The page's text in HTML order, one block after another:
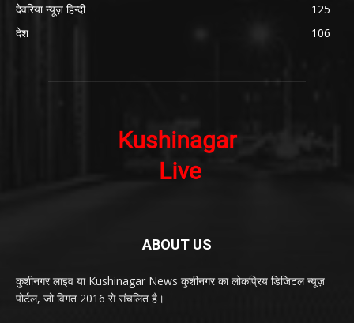
देवरिया न्यूज़ हिन्दी
125
देश
106
ABOUT US
कुशीनगर लाइव या Kushinagar News कुशीनगर का लोकप्रिय डिजिटल न्यूज़
पोर्टल, जो विगत 2016 से संचलित है।